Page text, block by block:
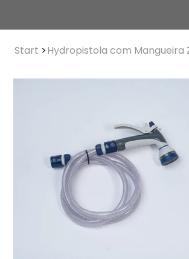
Start >Hydropistola com Mangueira